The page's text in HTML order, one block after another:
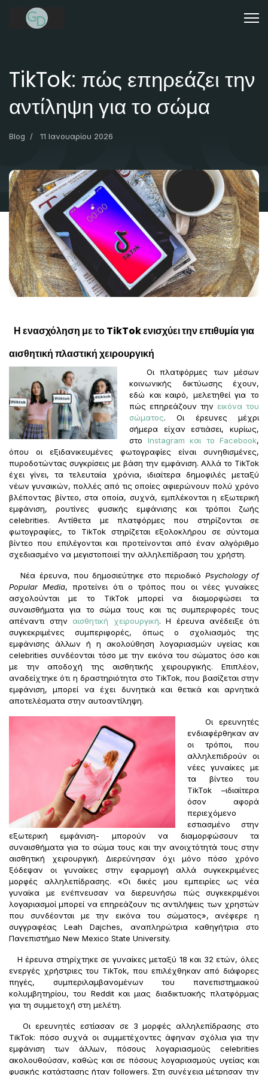
TikTok: πώς επηρεάζει την
αντίληψη για το σώμα
Blog 11 Ιανουαρίου 2026
Η ενασχόληση με το TikTok ενισχύει την επιθυμία για
αισθητική πλαστική χειρουργική
Οι πλατφόρμες των μέσων
κοινωνικής δικτύωσης έχουν,
εδώ και καιρό, μελετηθεί για το
πώς επηρεάζουν την εικόνα του
σώματος. Οι έρευνες μέχρι
σήμερα είχαν εστιάσει, κυρίως,
στο Instagram και το Facebook,
όπου οι εξιδανικευμένες φωτογραφίες είναι συνηθισμένες,
πυροδοτώντας συγκρίσεις με βάση την εμφάνιση. Αλλά το TikTok
έχει γίνει, τα τελευταία χρόνια, ιδιαίτερα δημοφιλές μεταξύ
νέων γυναικών, πολλές από τις οποίες αφιερώνουν πολύ χρόνο
βλέποντας βίντεο, στα οποία, συχνά, εμπλέκονται η εξωτερική
εμφάνιση, ρουτίνες φυσικής εμφάνισης και τρόποι ζωής
celebrities. Αντίθετα με πλατφόρμες που στηρίζονται σε
φωτογραφίες, το TikTok στηρίζεται εξολοκλήρου σε σύντομα
βίντεο που επιλέγονται και προτείνονται από έναν αλγόριθμο
σχεδιασμένο να μεγιστοποιεί την αλληλεπίδραση του χρήστη.
Νέα έρευνα, που δημοσιεύτηκε στο περιοδικό Psychologyof
PopularMedia, προτείνει ότι ο τρόπος που οι νέες γυναίκες
ασχολούνται με το TikTok μπορεί να διαμορφώσει τα
συναισθήματα για το σώμα τους και τις συμπεριφορές τους
απέναντι στην αισθητική χειρουργική. Η έρευνα ανέδειξε ότι
συγκεκριμένες συμπεριφορές, όπως ο σχολιασμός της
εμφάνισης άλλων ή η ακολούθηση λογαριασμών υγείας και
celebrities συνδέονται τόσο με την εικόνα του σώματος όσο και
με την αποδοχή της αισθητικής χειρουργικής. Επιπλέον,
αναδείχτηκε ότι η δραστηριότητα στο TikTok, που βασίζεται στην
εμφάνιση, μπορεί να έχει δυνητικά και θετικά και αρνητικά
αποτελέσματα στην αυτοαντίληψη.
Οι ερευνητές
ενδιαφέρθηκαν αν
οι τρόποι, που
αλληλεπιδρούν οι
νέες γυναίκες με
τα βίντεο του
TikTok –ιδιαίτερα
όσον αφορά
περιεχόμενο
εστιασμένο στην
εξωτερική εμφάνιση- μπορούν να διαμορφώσουν τα
συναισθήματα για το σώμα τους και την ανοιχτότητά τους στην
αισθητική χειρουργική. Διερεύνησαν όχι μόνο πόσο χρόνο
ξόδεψαν οι γυναίκες στην εφαρμογή αλλά συγκεκριμένες
μορφές αλληλεπίδρασης. «Οι δικές μου εμπειρίες ως νέα
γυναίκα με ενέπνευσαν να διερευνήσω πώς συγκεκριμένοι
λογαριασμοί μπορεί να επηρεάζουν τις αντιλήψεις των χρηστών
που συνδέονται με την εικόνα του σώματος», ανέφερε η
συγγραφέας Leah Dajches, αναπληρώτρια καθηγήτρια στο
Πανεπιστήμιο New Mexico State University.
Η έρευνα στηρίχτηκε σε γυναίκες μεταξύ 18 και 32 ετών, όλες
ενεργές χρήστριες του TikTok, που επιλέχθηκαν από διάφορες
πηγές, συμπεριλαμβανομένων του πανεπιστημιακού
κολυμβητηρίου, του Reddit και μιας διαδικτυακής πλατφόρμας
για τη συμμετοχή στη μελέτη.
Οι ερευνητές εστίασαν σε 3 μορφές αλληλεπίδρασης στο
TikTok: πόσο συχνά οι συμμετέχοντες άφηναν σχόλια για την
εμφάνιση των άλλων, πόσους λογαριασμούς celebrities
ακολουθούσαν, καθώς και σε πόσους λογαριασμούς υγείας και
φυσικής κατάστασης ήταν followers. Στη συνέχεια μέτρησαν την